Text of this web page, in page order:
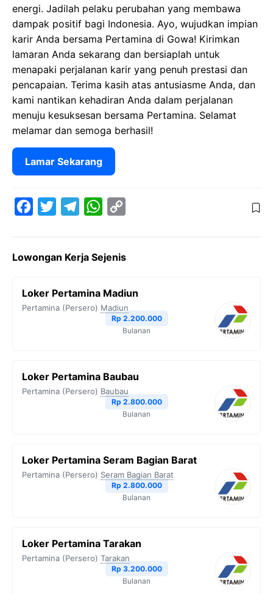
energi. Jadilah pelaku perubahan yang membawa
dampak positif bagi Indonesia. Ayo, wujudkan impian
karir Anda bersama Pertamina di Gowa! Kirimkan
lamaran Anda sekarang dan bersiaplah untuk
menapaki perjalanan karir yang penuh prestasi dan
pencapaian. Terima kasih atas antusiasme Anda, dan
kami nantikan kehadiran Anda dalam perjalanan
menuju kesuksesan bersama Pertamina. Selamat
melamar dan semoga berhasil!
Lamar Sekarang
e
o
t
e
e
r
W
t
A
p
y
i
n
k
Lowongan Kerja Sejenis
Loker Pertamina Madiun
Pertamina (Persero) Madiun
Rp 2.200.000
Bulanan
Loker Pertamina Baubau
Pertamina (Persero) Baubau
Rp 2.800.000
Bulanan
Loker Pertamina Seram Bagian Barat
Pertamina (Persero) Seram Bagian Barat
Rp 2.800.000
Bulanan
Loker Pertamina Tarakan
Pertamina (Persero) Tarakan
Rp 3.200.000
Bulanan